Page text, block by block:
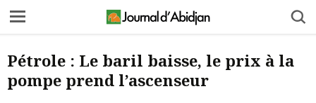
Pétrole : Le baril baisse, le prix à la
pompe prend l’ascenseur